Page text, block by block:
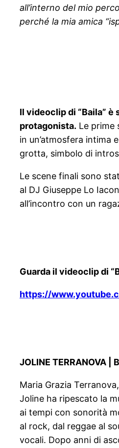
all’interno del mio
perché la mia amica
Il videoclip di “Baila”
protagonista. Le prime
in un’atmosfera intima
grotta, simbolo di
Le scene finali sono
al DJ Giuseppe Lo
all’incontro con un
Guarda il videoclip di
https://
JOLINE TERRANOVA |
Maria Grazia
Joline ha ripescato la
ai tempi con sonorità
al rock, dal reggae al
vocali. Dopo anni di